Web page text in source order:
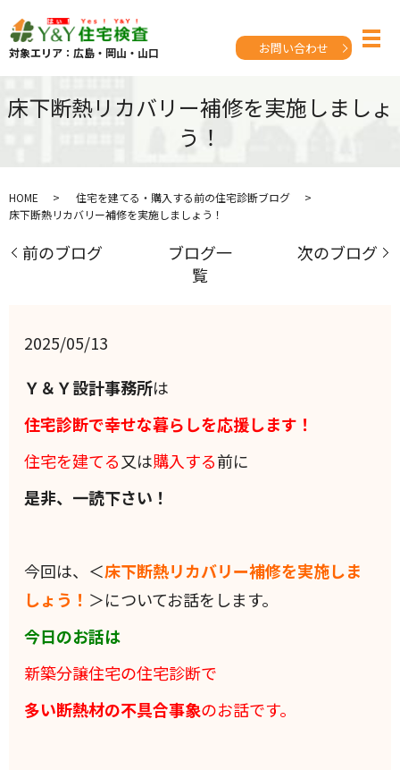
対象エリア：広島・岡山・山口 お問い合わせ
床下断熱リカバリー補修を実施しましょ
う！
HOME
住宅を建てる・購入する前の住宅診断ブログ
床下断熱リカバリー補修を実施しましょう！
前のブログ
ブログ一
覧
次のブログ
2025/05/13
Ｙ＆Ｙ設計事務所は
住宅診断で幸せな暮らしを応援します！
住宅を建てる又は購入する前に
是非、一読下さい！
今回は、＜床下断熱リカバリー補修を実施しま
しょう！ ＞についてお話をします。
今日のお話は
新築分譲住宅の住宅診断で
多い断熱材の不具合事象のお話です。